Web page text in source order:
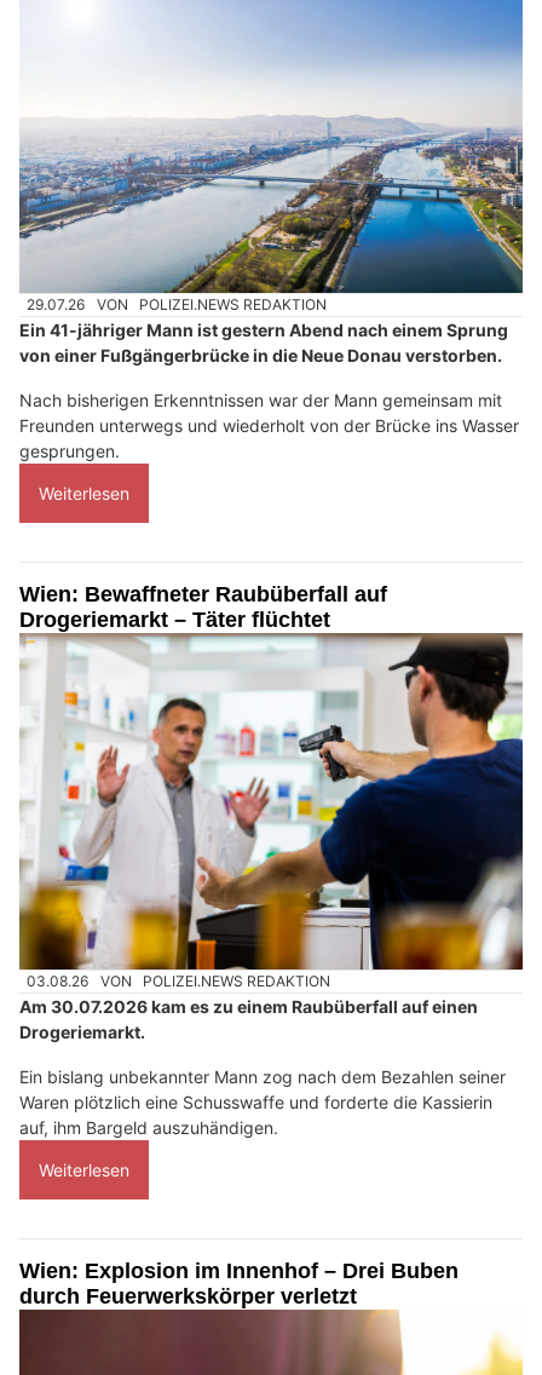
29.07.26 VON POLIZEI.NEWS REDAKTION
Ein 41-jähriger Mann ist gestern Abend nach einem Sprung
von einer Fußgängerbrücke in die Neue Donau verstorben.
Nach bisherigen Erkenntnissen war der Mann gemeinsam mit
Freunden unterwegs und wiederholt von der Brücke ins Wasser
gesprungen.
Weiterlesen
Wien: Bewaffneter Raubüberfall auf
Drogeriemarkt – Täter flüchtet
03.08.26 VON POLIZEI.NEWS REDAKTION
Am 30.07.2026 kam es zu einem Raubüberfall auf einen
Drogeriemarkt.
Ein bislang unbekannter Mann zog nach dem Bezahlen seiner
Waren plötzlich eine Schusswaffe und forderte die Kassierin
auf, ihm Bargeld auszuhändigen.
Weiterlesen
Wien: Explosion im Innenhof – Drei Buben
durch Feuerwerkskörper verletzt